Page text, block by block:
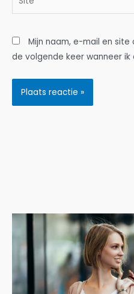
Mijn naam, e-mail en
de volgende keer wanneer